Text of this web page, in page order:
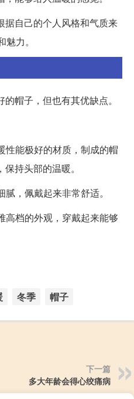
据自己的个人风格和气质来
力。
帽子，但也有其优缺点。
性能极好的材质，制成的帽
持头部的温暖。
，佩戴起来非常舒适。
高档的外观，穿戴起来能够
冬季 帽子
下一篇
多大年龄会得心绞痛病